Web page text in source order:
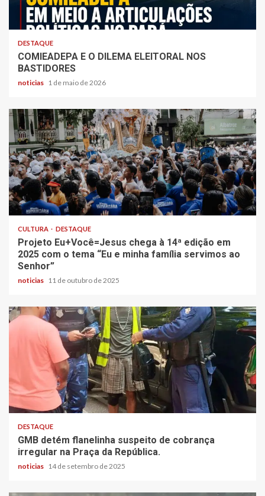
DESTAQUE
COMIEADEPA E O DILEMA ELEITORAL NOS
BASTIDORES
noticias 1 de maio de 2026
CULTURA DESTAQUE
Projeto Eu+Você=Jesus chega à 14ª edição em
2025 com o tema “Eu e minha família servimos ao
Senhor”
noticias 11 de outubro de 2025
DESTAQUE
GMB detém flanelinha suspeito de cobrança
irregular na Praça da República.
noticias 14 de setembro de 2025